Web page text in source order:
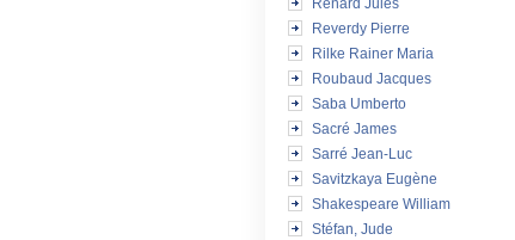
Renard Jules
Reverdy Pierre
Rilke Rainer Maria
Roubaud Jacques
Saba Umberto
Sacré James
Sarré Jean-Luc
Savitzkaya Eugène
Shakespeare William
Stéfan, Jude